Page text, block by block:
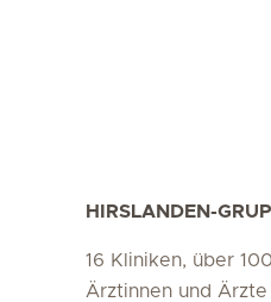
HIRSLANDEN-
16 Kliniken, über
Ärztinnen und